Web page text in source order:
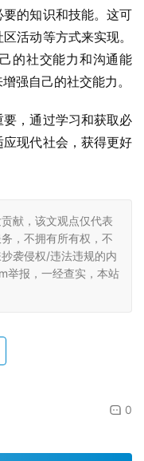
的知识和技能。这可
活动等方式来实现。
的社交能力和沟通能
强自己的社交能力。
，通过学习和获取必
现代社会，获得更好
献，该文观点仅代表
，不拥有所有权，不
袭侵权/违法违规的内
举报，一经查实，本站
0